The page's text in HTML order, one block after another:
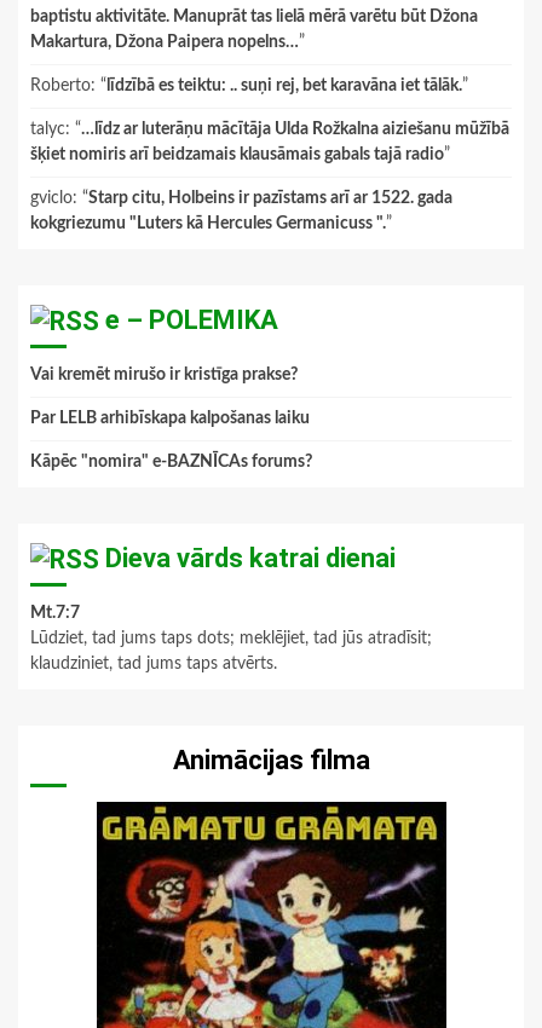
baptistu aktivitāte. Manuprāt tas lielā mērā varētu būt Džona
Makartura, Džona Paipera nopelns…”
Roberto: “ līdzībā es teiktu: .. suņi rej, bet karavāna iet tālāk.”
talyc: “…līdz ar luterāņu mācītāja Ulda Rožkalna aiziešanu mūžībā
šķiet nomiris arī beidzamais klausāmais gabals tajā radio”
gviclo: “Starp citu, Holbeins ir pazīstams arī ar 1522. gada
kokgriezumu "Luters kā Hercules Germanicuss ".”
e – POLEMIKA
Vai kremēt mirušo ir kristīga prakse?
Par LELB arhibīskapa kalpošanas laiku
Kāpēc "nomira" e-BAZNĪCAs forums?
Dieva vārds katrai dienai
Mt.7:7
Lūdziet, tad jums taps dots; meklējiet, tad jūs atradīsit;
klaudziniet, tad jums taps atvērts.
Animācijas filma